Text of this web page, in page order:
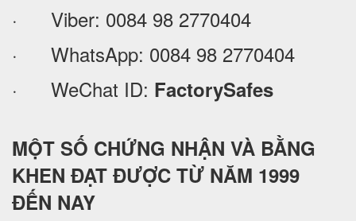
· Viber: 0084 98 2770404
· WhatsApp: 0084 98 2770404
· WeChat ID: FactorySafes
MỘT SỐ CHỨNG NHẬN VÀ BẰNG
KHEN ĐẠT ĐƯỢC TỪ NĂM 1999
ĐẾN NAY